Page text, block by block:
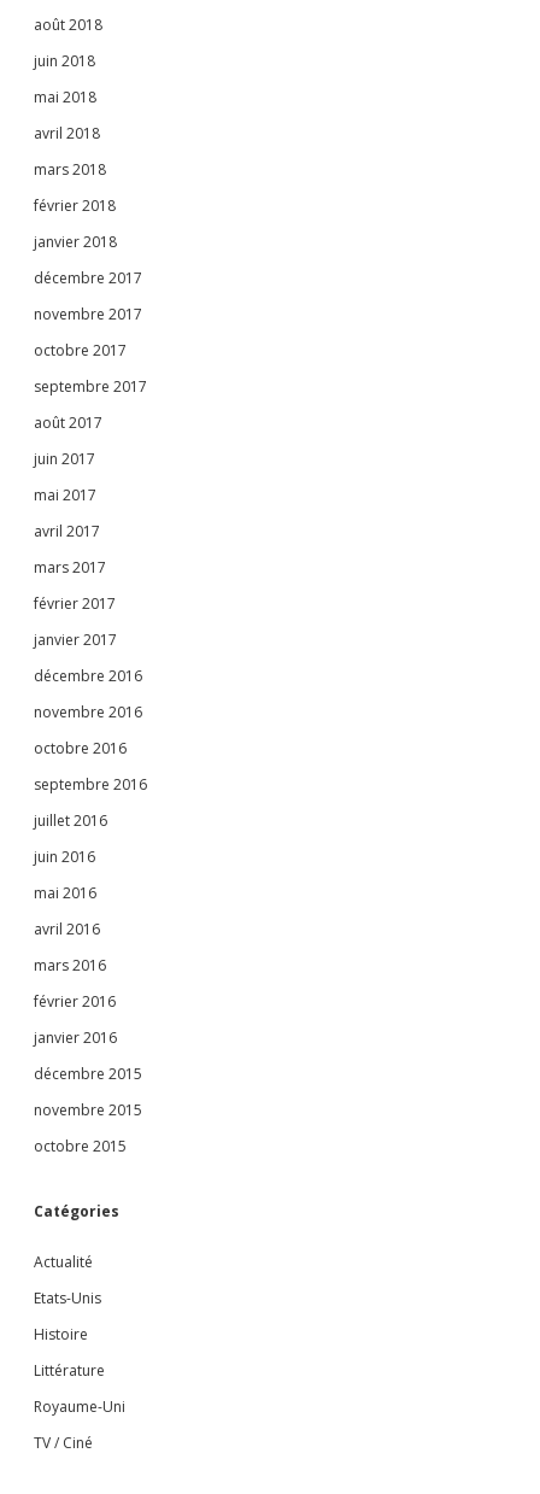
août 2018
juin 2018
mai 2018
avril 2018
mars 2018
février 2018
janvier 2018
décembre 2017
novembre 2017
octobre 2017
septembre 2017
août 2017
juin 2017
mai 2017
avril 2017
mars 2017
février 2017
janvier 2017
décembre 2016
novembre 2016
octobre 2016
septembre 2016
juillet 2016
juin 2016
mai 2016
avril 2016
mars 2016
février 2016
janvier 2016
décembre 2015
novembre 2015
octobre 2015
Catégories
Actualité
Etats-Unis
Histoire
Littérature
Royaume-Uni
TV / Ciné